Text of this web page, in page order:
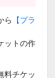
ら 【プラ
ットの作
料チケッ